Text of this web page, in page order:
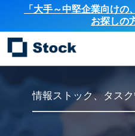
「大手～中堅企業向け
お探しの
情報ストック、タス